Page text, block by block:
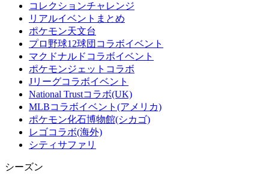
コレクションチャレンジ
リアルイベントまとめ
ポケモン天文台
プロ野球12球団コラボイベント
マクドナルドコラボイベント
ポケモンジェットコラボ
Jリーグコラボイベント
National Trustコラボ(UK)
MLBコラボイベント(アメリカ)
ポケモン化石博物館(シカゴ)
レゴコラボ(海外)
シティサファリ
シーズン